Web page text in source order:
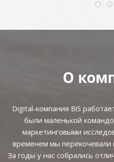
О
Digital-компания BiS
были маленькой
маркетинговыми
временем мы перекочевали
За годы у нас собрались